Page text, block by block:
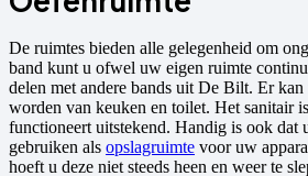
De ruimtes bieden alle gelegenheid om
band kunt u ofwel uw eigen ruimte
delen met andere bands uit De Bilt. Er
worden van keuken en toilet. Het sanitair
functioneert uitstekend. Handig is ook dat
gebruiken als opslagruimte voor uw
hoeft u deze niet steeds heen en weer te